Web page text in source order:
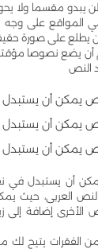
لن يبدو مقسما ولا
المواقع على وجه
يطلع على صورة
يضع نصوصا
النص
يمكن أن
يمكن أن
يمكن أن
أن يستبدل في
العربى، حيث
إضافة إلى
الفقرات يتيح لك